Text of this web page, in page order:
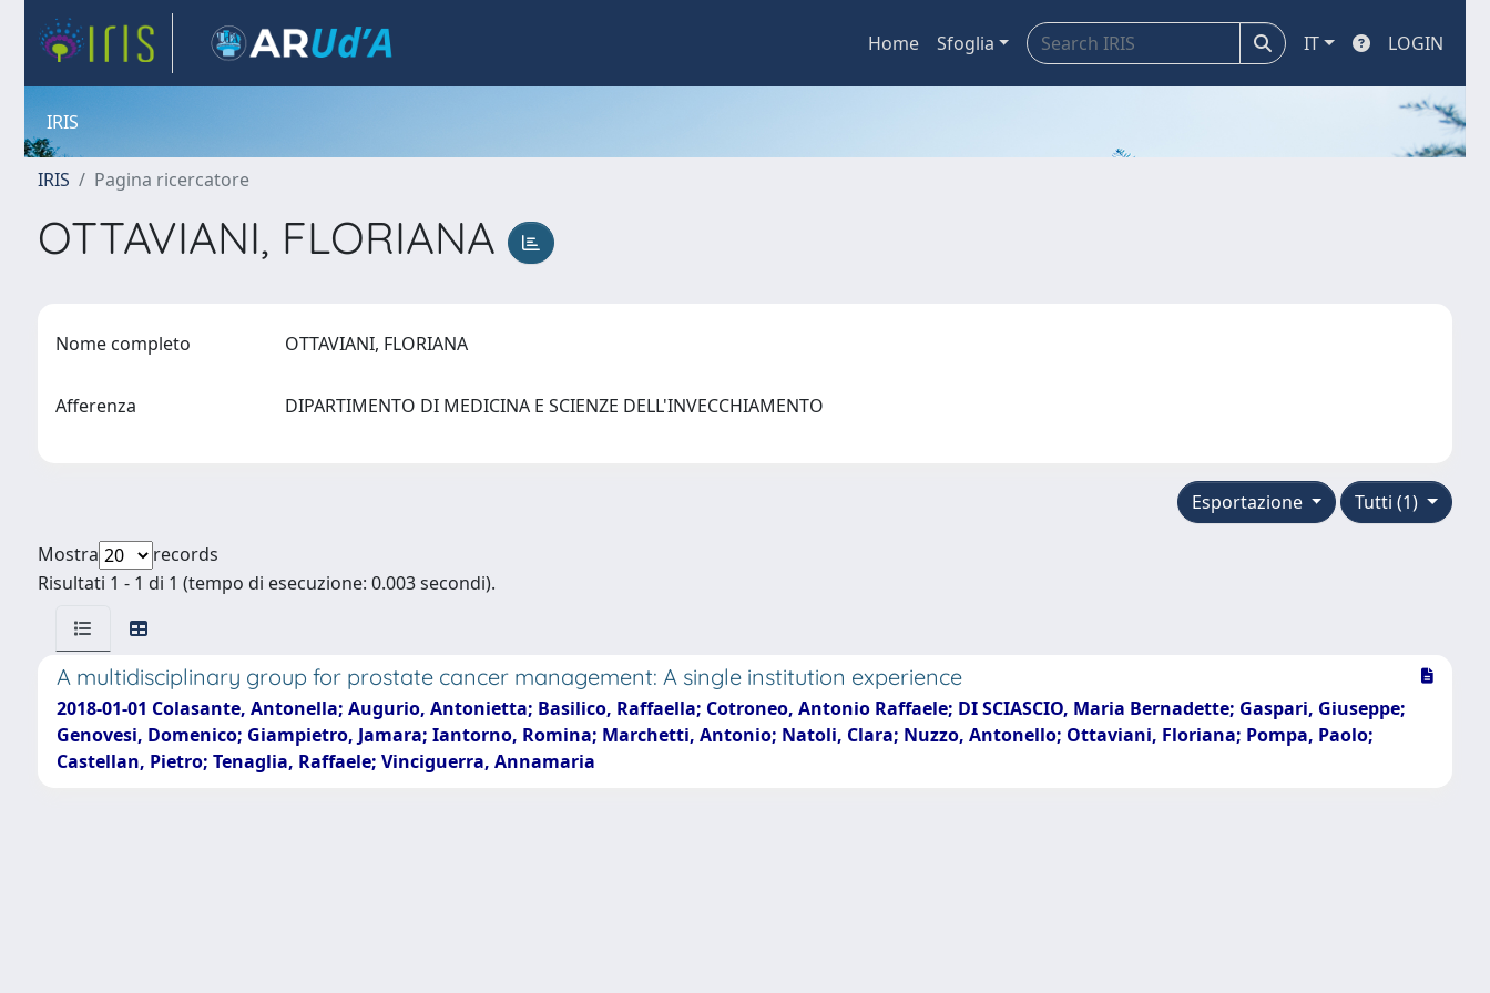
Home Sfoglia IT LOGIN
IRIS
IRIS Pagina ricercatore
OTTAVIANI, FLORIANA
Nome completo OTTAVIANI, FLORIANA
Afferenza DIPARTIMENTO DI MEDICINA E SCIENZE DELL'INVECCHIAMENTO
Tutti (1)
Esportazione
Mostra
records
Risultati 1 - 1 di 1 (tempo di esecuzione: 0.003 secondi).
A multidisciplinary group for prostate cancer management: A single institution experience
2018-01-01 Colasante, Antonella; Augurio, Antonietta; Basilico, Raffaella; Cotroneo, Antonio Raffaele; DI SCIASCIO, Maria Bernadette; Gaspari, Giuseppe;
Genovesi, Domenico; Giampietro, Jamara; Iantorno, Romina; Marchetti, Antonio; Natoli, Clara; Nuzzo, Antonello; Ottaviani, Floriana; Pompa, Paolo;
Castellan, Pietro; Tenaglia, Raffaele; Vinciguerra, Annamaria